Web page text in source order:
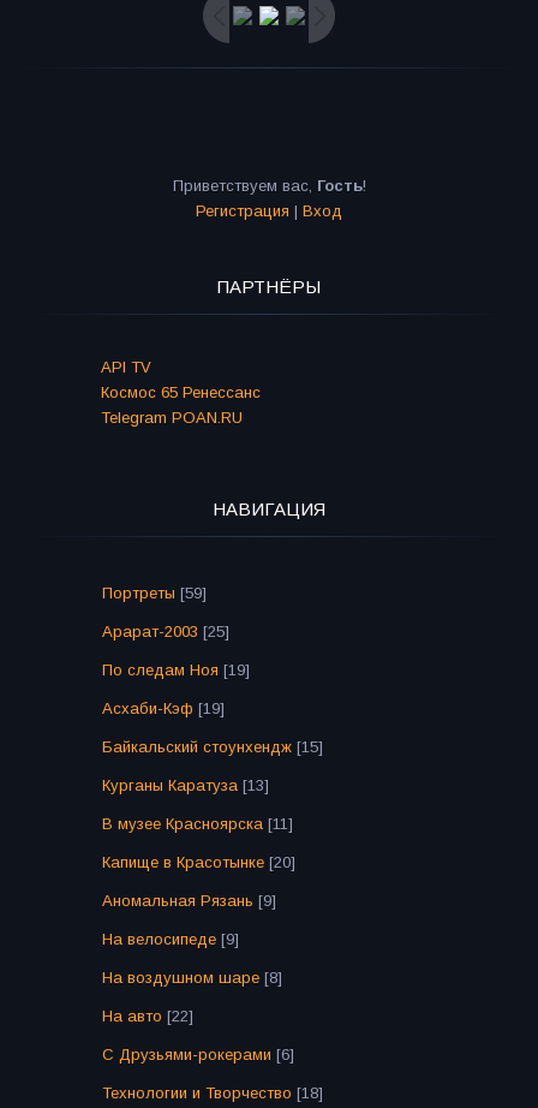
Приветствуем вас, Гость!
Регистрация | Вход
ПАРТНЁРЫ
API TV
Космос 65 Ренессанс
Telegram POAN.RU
НАВИГАЦИЯ
Портреты [59]
Арарат-2003 [25]
По следам Ноя [19]
Асхаби-Кэф [19]
Байкальский стоунхендж [15]
Курганы Каратуза [13]
В музее Красноярска [11]
Капище в Красотынке [20]
Аномальная Рязань [9]
На велосипеде [9]
На воздушном шаре [8]
На авто [22]
С Друзьями-рокерами [6]
Технологии и Творчество [18]